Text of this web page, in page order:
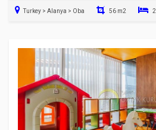
Turkey > Alanya > Oba 56 m2 2